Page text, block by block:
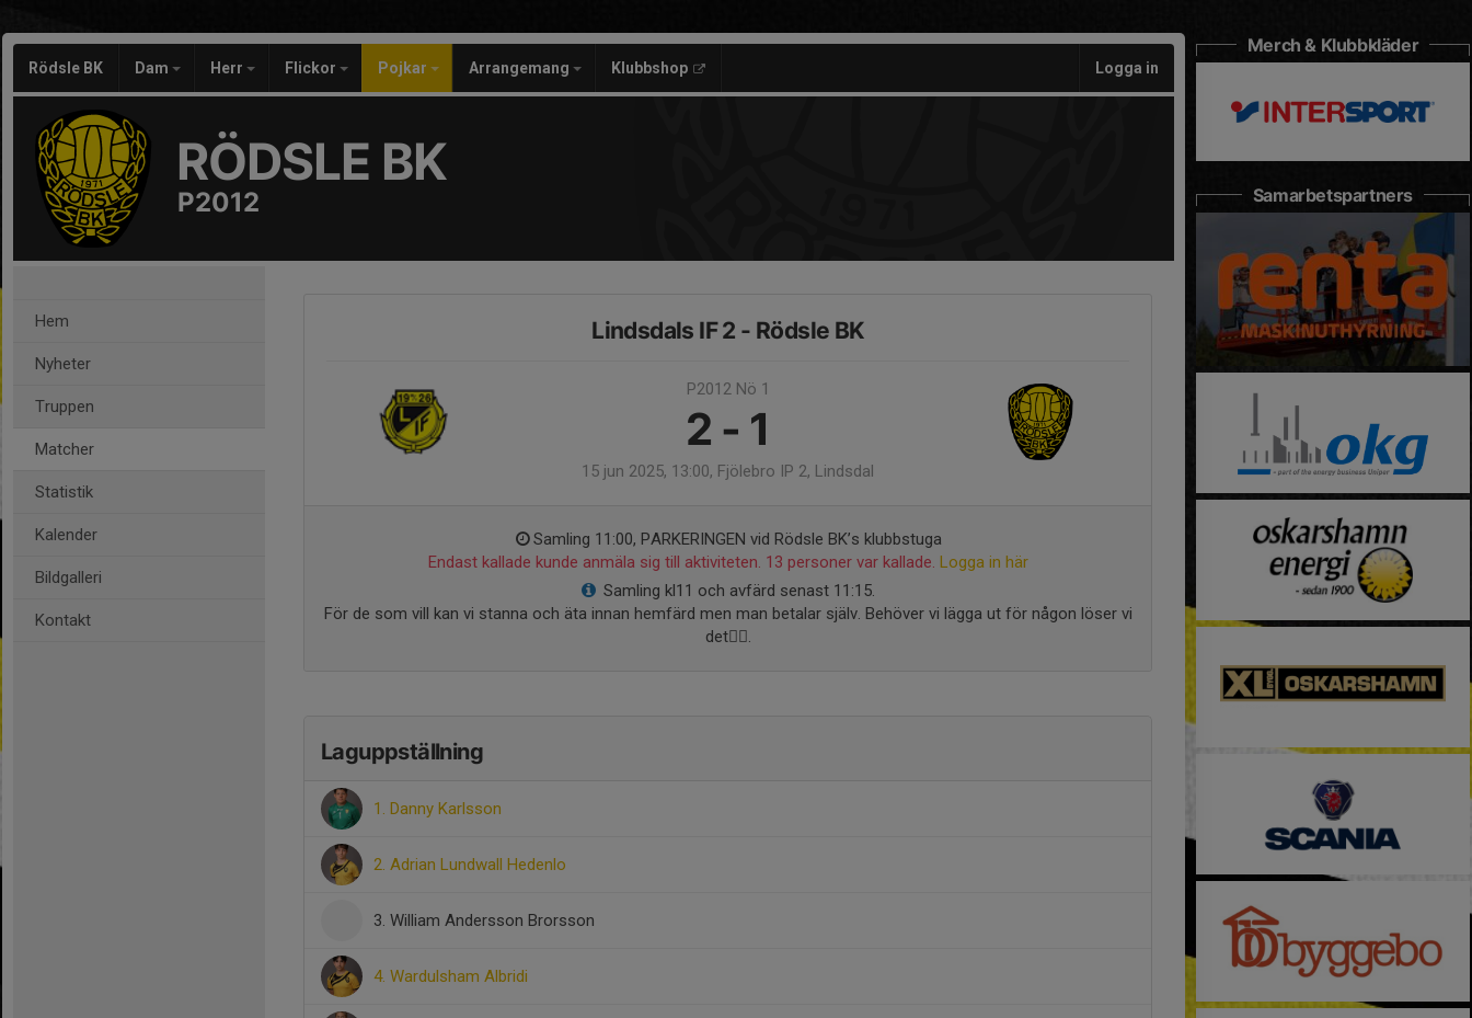
Rödsle BK Dam Herr Flickor Pojkar Arrangemang Klubbshop Logga in
RÖDSLE BK
P2012
Hem
Nyheter
Truppen
Matcher
Statistik
Kalender
Bildgalleri
Kontakt
Lindsdals IF 2 - Rödsle BK
P2012 Nö 1
2 - 1
15 jun 2025, 13:00, Fjölebro IP 2, Lindsdal
Samling 11:00, PARKERINGEN vid Rödsle BK’s klubbstuga
Endast kallade kunde anmäla sig till aktiviteten. 13 personer var kallade. Logga in här
Samling kl11 och avfärd senast 11:15.
För de som vill kan vi stanna och äta innan hemfärd men man betalar själv. Behöver vi lägga ut för någon löser vi
det👍🏼.
Laguppställning
1. Danny Karlsson
2. Adrian Lundwall Hedenlo
3. William Andersson Brorsson
4. Wardulsham Albridi
Merch & Klubbkläder
Samarbetspartners